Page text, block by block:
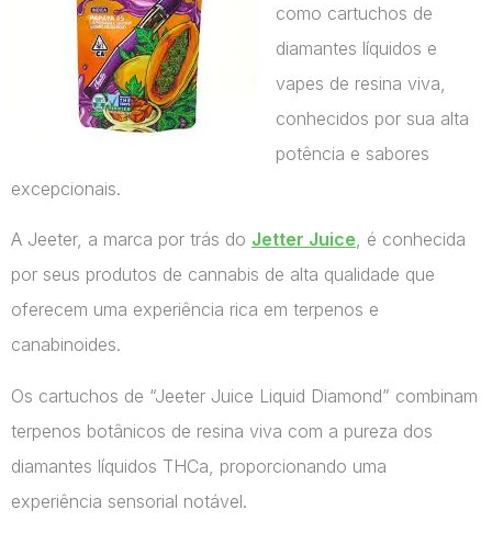
como cartuchos de
diamantes líquidos e
vapes de resina viva,
conhecidos por sua alta
potência e sabores
excepcionais.
A Jeeter, a marca por trás do Jetter Juice, é conhecida
por seus produtos de cannabis de alta qualidade que
oferecem uma experiência rica em terpenos e
canabinoides.
Os cartuchos de “Jeeter Juice Liquid Diamond” combinam
terpenos botânicos de resina viva com a pureza dos
diamantes líquidos THCa, proporcionando uma
experiência sensorial notável.